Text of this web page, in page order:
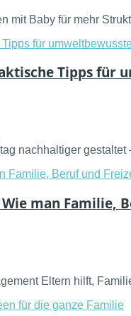
mit Baby für mehr
Tipps für
nachhaltiger
man Familie,
Eltern hilft,